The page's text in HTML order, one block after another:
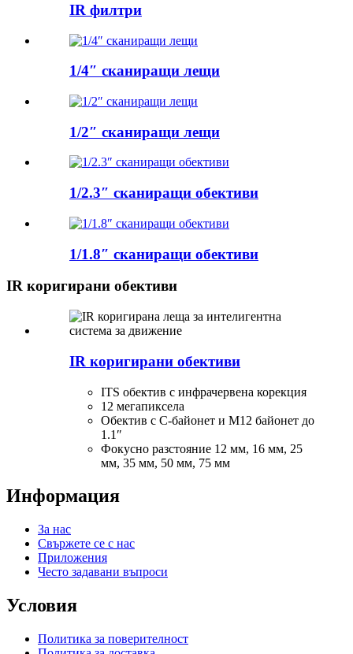
IR филтри
1/4″ сканиращи лещи
1/2″ сканиращи лещи
1/2.3″ сканиращи обективи
1/1.8″ сканиращи обективи
IR коригирани обективи
IR коригирани обективи
ITS обектив с инфрачервена корекция
12 мегапиксела
Обектив с C-байонет и M12 байонет до
1.1″
Фокусно разстояние 12 мм, 16 мм, 25
мм, 35 ​​мм, 50 мм, 75 мм
Информация
За нас
Свържете се с нас
Приложения
Често задавани въпроси
Условия
Политика за поверителност